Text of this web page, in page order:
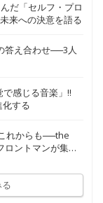
だ「セルフ・プロ
来への決意を語る
答え合わせ──3人
感じる音楽」!!
する
れからも──the
ロントマンが集う